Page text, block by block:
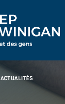
ACTUALITÉS